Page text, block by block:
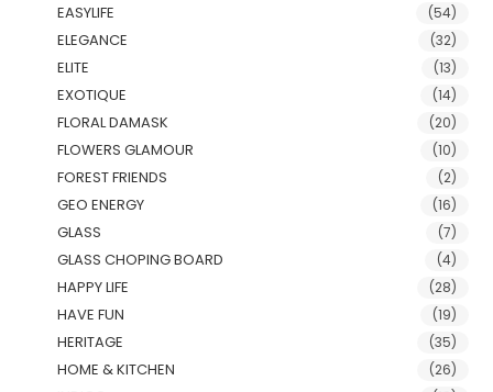
EASYLIFE (54)
ELEGANCE (32)
ELITE (13)
EXOTIQUE (14)
FLORAL DAMASK (20)
FLOWERS GLAMOUR (10)
FOREST FRIENDS (2)
GEO ENERGY (16)
GLASS (7)
GLASS CHOPING BOARD (4)
HAPPY LIFE (28)
HAVE FUN (19)
HERITAGE (35)
HOME & KITCHEN (26)